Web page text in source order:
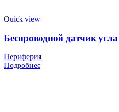
Quick view
Беспроводной датчик
Периферия
Подробнее